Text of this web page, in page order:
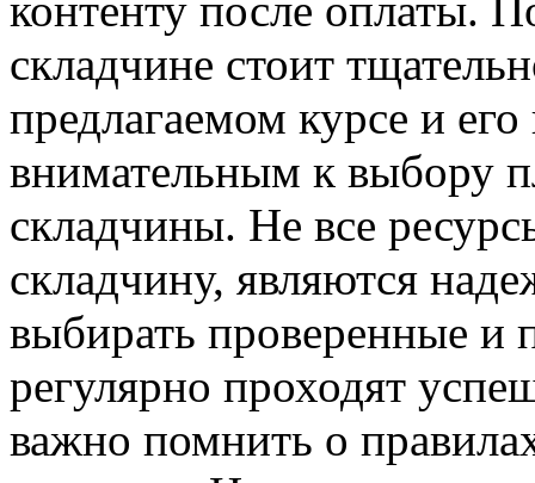
складчине стоит
предлагаемом курсе и
внимательным к выбору
складчины. Не все
складчину, являются
выбирать проверенные и
регулярно проходят
важно помнить о